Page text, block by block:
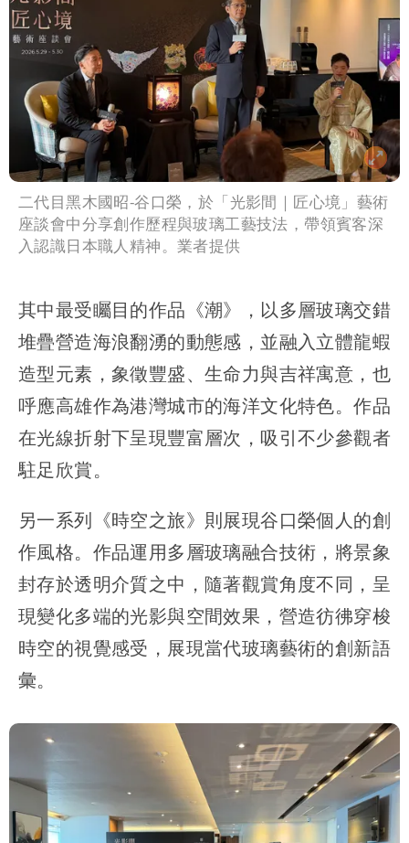
二代目黑木國昭-谷口榮，於「光影間｜匠心境」藝術
座談會中分享創作歷程與玻璃工藝技法，帶領賓客深
入認識日本職人精神。業者提供
其中最受矚目的作品《潮》，以多層玻璃交錯
堆疊營造海浪翻湧的動態感，並融入立體龍蝦
造型元素，象徵豐盛、生命力與吉祥寓意，也
呼應高雄作為港灣城市的海洋文化特色。作品
在光線折射下呈現豐富層次，吸引不少參觀者
駐足欣賞。
另一系列《時空之旅》則展現谷口榮個人的創
作風格。作品運用多層玻璃融合技術，將景象
封存於透明介質之中，隨著觀賞角度不同，呈
現變化多端的光影與空間效果，營造彷彿穿梭
時空的視覺感受，展現當代玻璃藝術的創新語
彙。